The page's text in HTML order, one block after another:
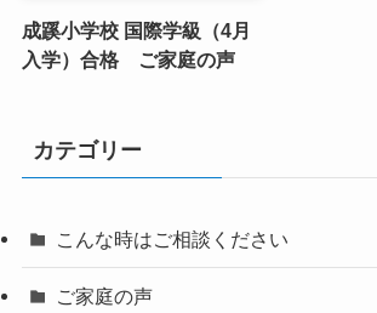
成蹊小学校 国際学級（4月
入学）合格 ご家庭の声
カテゴリー
こんな時はご相談ください
ご家庭の声